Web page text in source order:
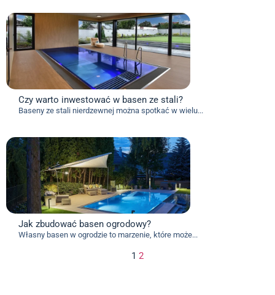
Czy warto inwestować w basen ze stali?
Baseny ze stali nierdzewnej można spotkać w wielu...
Jak zbudować basen ogrodowy?
Własny basen w ogrodzie to marzenie, które może...
1 2